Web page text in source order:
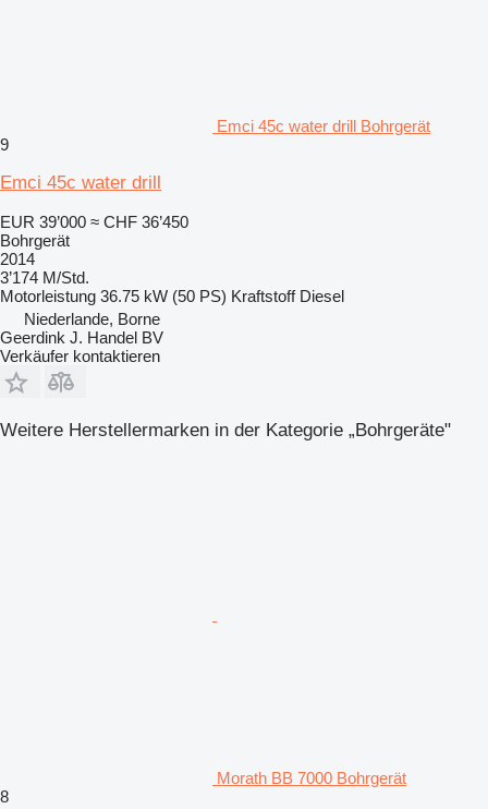
Emci 45c water drill Bohrgerät
9
Emci 45c water drill
EUR 39’000 ≈ CHF 36’450
Bohrgerät
2014
3’174 M/Std.
Motorleistung 36.75 kW (50 PS) Kraftstoff Diesel
Niederlande, Borne
Geerdink J. Handel BV
Verkäufer kontaktieren
Weitere Herstellermarken in der Kategorie „Bohrgeräte"
Morath BB 7000 Bohrgerät
8